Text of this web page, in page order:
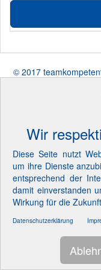
© 2017
Wir
Diese Seite nutzt
um ihre Dienste
entsprechend der
damit einverstanden
Wirkung für die
Datenschutzerklärung